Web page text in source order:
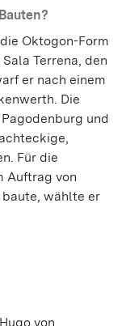
Oktogon-Form
Terrena, den
er nach einem
Die
und
Für die
Auftrag von
baute, wählte er
von